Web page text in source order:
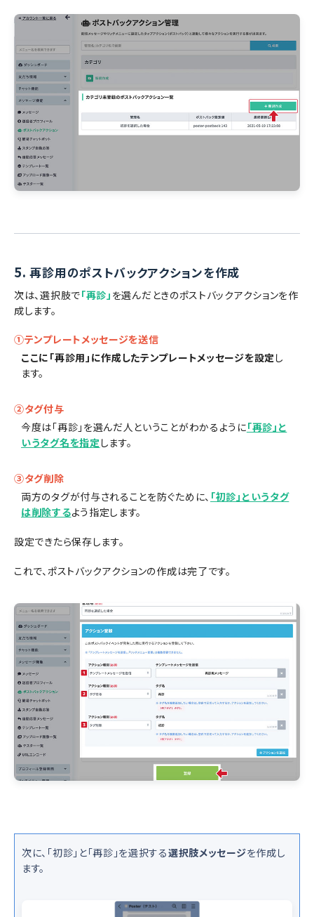
5. 再診用のポストバックアクションを作成
次は、選択肢で「再診」 を選んだときのポストバックアクションを作
成します。
①テンプレートメッセージを送信
ここに「再診用」に作成したテンプレートメッセージを設定し
ます。
②タグ付与
今度は「再診」を選んだ人ということがわかるように「再診」と
いうタグ名を指定します。
③タグ削除
両方のタグが付与されることを防ぐために、 「初診」というタグ
は削除するよう指定します。
設定できたら保存します。
これで、ポストバックアクションの作成は完了です。
次に、「初診」と「再診」を選択する選択肢メッセージを作成し
ます。